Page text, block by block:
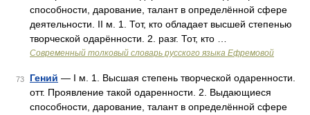
способности, дарование, талант в определённой сфере
деятельности. II м. 1. Тот, кто обладает высшей степенью
творческой одарённости. 2. разг. Тот, кто …
Современный толковый словарь русского языка Ефремовой
73 Гений — I м. 1. Высшая степень творческой одаренности.
отт. Проявление такой одаренности. 2. Выдающиеся
способности, дарование, талант в определённой сфере